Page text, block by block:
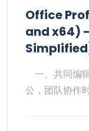
Office
and x64)
一、共同编
公，团队协作